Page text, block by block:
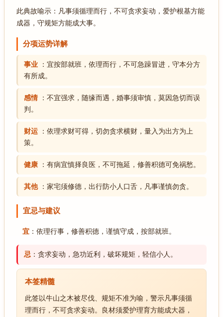
此典故喻示：凡事须循理而行，不可贪求妄动，爱护根基方能
成器，守规矩方能成大事。
分项运势详解
事业
：宜按部就班，依理而行，不可急躁冒进，守本分方
有所成。
感情
：不宜强求，随缘而遇，婚事须审慎，莫因急切而误
判。
财运
：依理求财可得，切勿贪求横财，量入为出方为上
策。
健康 ：有病宜慎择良医，不可拖延，修善积德可免祸愁。
其他 ：家宅须修德，出行防小人口舌，凡事谨慎勿贪。
宜忌与建议
宜 ：依理行事，修善积德，谨慎守成，按部就班。
忌 ：贪求妄动，急功近利，破坏规矩，轻信小人。
本签精髓
此签以牛山之木被尽伐、规矩不准为喻，警示凡事须循
理而行，不可贪求妄动。良材须爱护理育方能成大器，